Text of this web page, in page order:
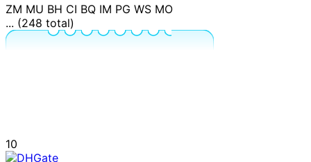
ZM MU BH CI BQ IM PG WS MO
... (248 total)
10